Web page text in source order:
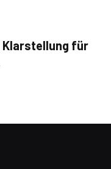
Klarstellung für